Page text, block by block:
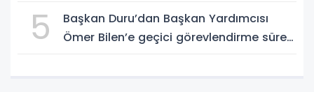
5
Başkan Duru’dan Başkan Yardımcısı
Ömer Bilen’e geçici görevlendirme süreci